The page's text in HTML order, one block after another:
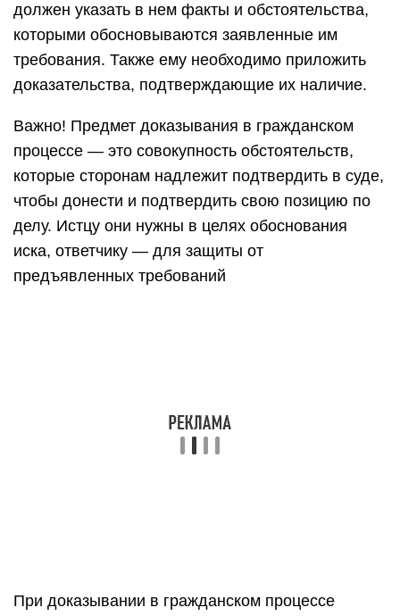
должен указать в нем факты и обстоятельства,
которыми обосновываются заявленные им
требования. Также ему необходимо приложить
доказательства, подтверждающие их наличие.
Важно! Предмет доказывания в гражданском
процессе — это совокупность обстоятельств,
которые сторонам надлежит подтвердить в суде,
чтобы донести и подтвердить свою позицию по
делу. Истцу они нужны в целях обоснования
иска, ответчику — для защиты от
предъявленных требований
При доказывании в гражданском процессе